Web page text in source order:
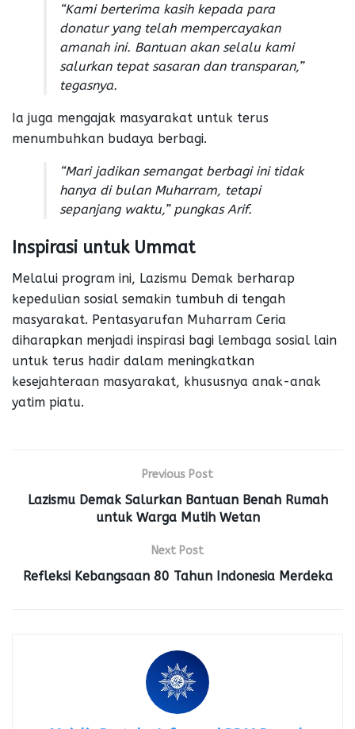
“Kami berterima kasih kepada para
donatur yang telah mempercayakan
amanah ini. Bantuan akan selalu kami
salurkan tepat sasaran dan transparan,”
tegasnya.
Ia juga mengajak masyarakat untuk terus
menumbuhkan budaya berbagi.
“Mari jadikan semangat berbagi ini tidak
hanya di bulan Muharram, tetapi
sepanjang waktu,” pungkas Arif.
Inspirasi untuk Ummat
Melalui program ini, Lazismu Demak berharap
kepedulian sosial semakin tumbuh di tengah
masyarakat. Pentasyarufan Muharram Ceria
diharapkan menjadi inspirasi bagi lembaga sosial lain
untuk terus hadir dalam meningkatkan
kesejahteraan masyarakat, khususnya anak-anak
yatim piatu.
Previous Post
Lazismu Demak Salurkan Bantuan Benah Rumah
untuk Warga Mutih Wetan
Next Post
Refleksi Kebangsaan 80 Tahun Indonesia Merdeka